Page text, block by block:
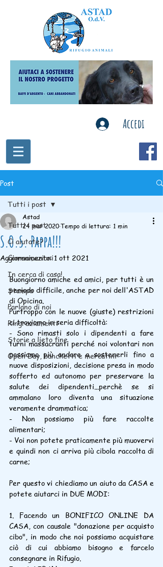
Accedi
Post
Tutti i post
Ci aiutate?
Comunicazioni
In cerca di casa!
Stampa
Parlano di noi
Ringraziamenti
Storie a lieto fine
Open Day, banchetti e mercatini
Tutti i post
S.O.S. Pappa!!!
Astad
24 mar 2020Tempo di lettura: 1 min
Aggiornamento:1 ott 2021
Buongiorno amiche ed amici, per tutti è un
periodo difficile, anche per noi dell'ASTAD
di Opicina.
Purtroppo con le nuove (giuste) restrizioni
ci troviamo in seria difficoltà:
- Sono rimasti solo i dipendenti a fare
turni massacranti perché noi volontari non
possiamo più andare a sostenerli fino a
nuove disposizioni, decisione presa in modo
sofferto ed autonomo per preservare la
salute dei dipendenti...perchè se si
ammalano loro diventa una situazione
veramente drammatica;
- Non possiamo più fare raccolte
alimentari;
- Voi non potete praticamente più muovervi
e quindi non ci arriva più cibola raccolta di
carne;
Per questo vi chiediamo un aiuto da CASA e
potete aiutarci in DUE MODI:
1. Facendo un BONIFICO ONLINE DA
CASA, con causale "donazione per acquisto
cibo", in modo che noi possiamo acquistare
ciò di cui abbiamo bisogno e farcelo
consegnare in Rifugio.